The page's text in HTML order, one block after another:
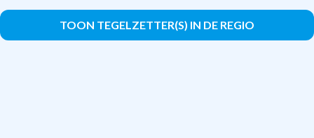
TOON TEGELZETTER(S) IN DE REGIO